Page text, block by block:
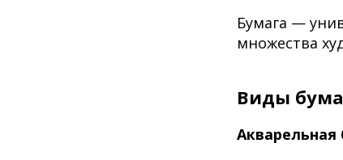
Бумага —
множества
Виды
Акварельная